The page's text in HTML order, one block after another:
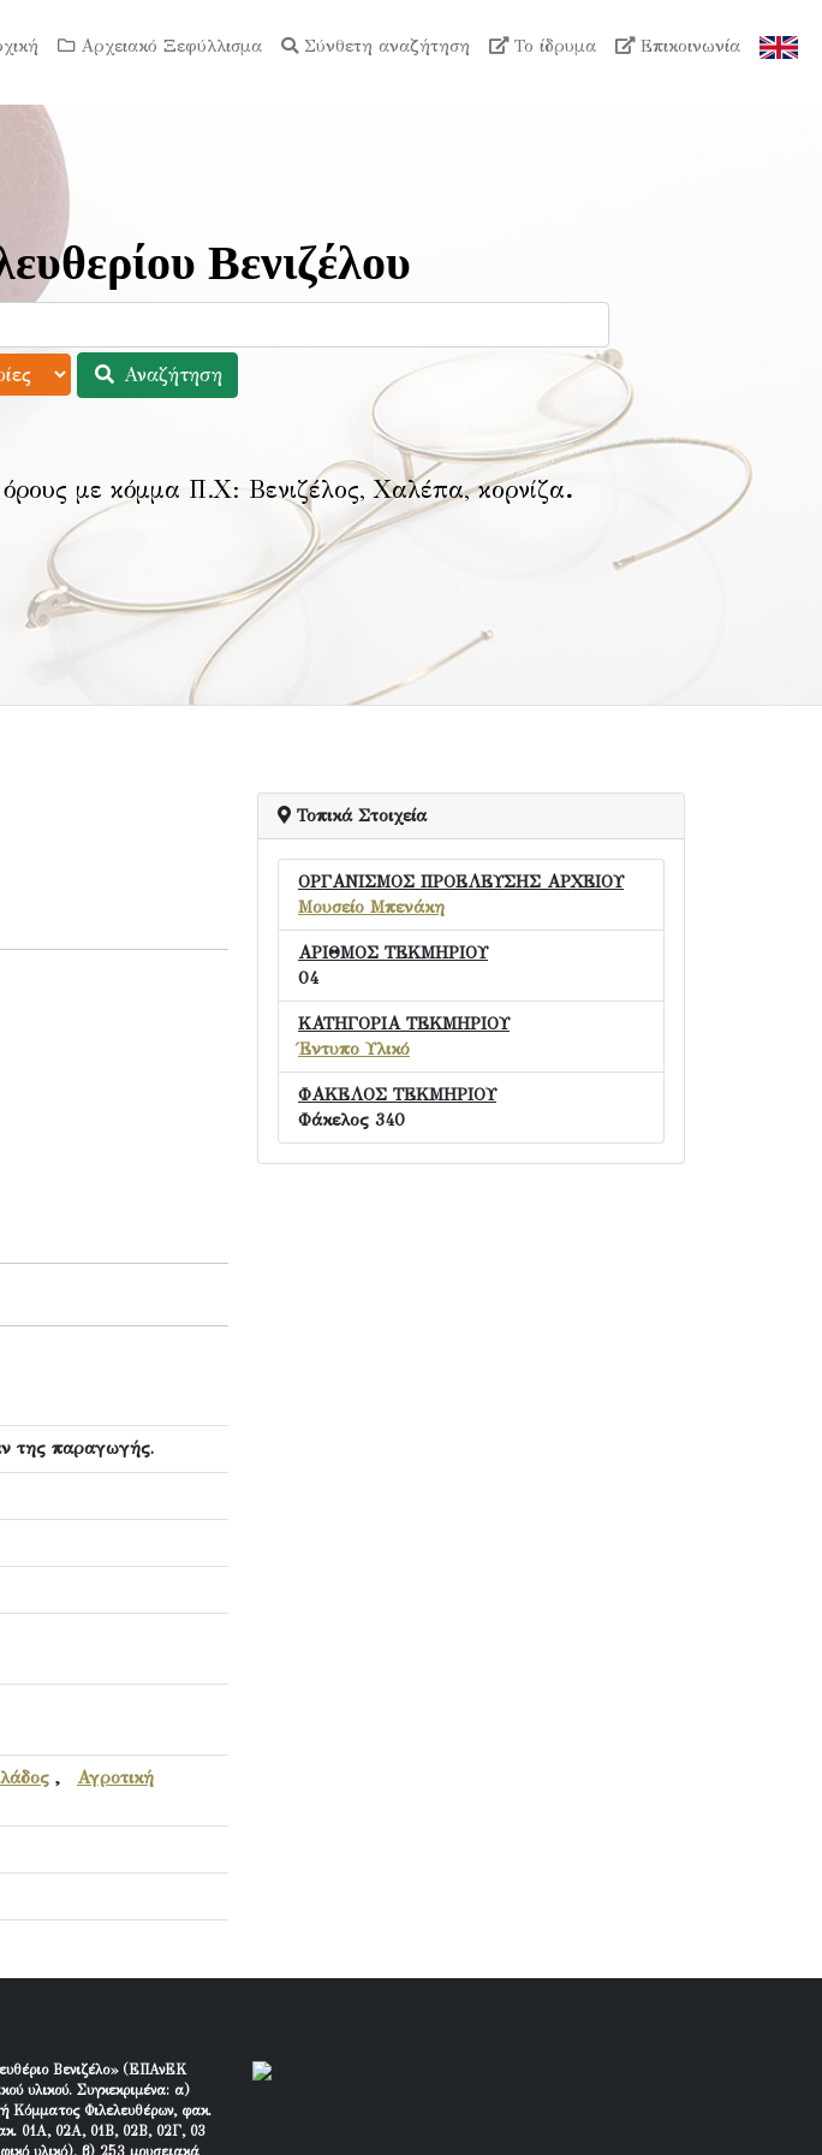
Αρχειακό Ξεφύλλισμα Σύνθετη αναζήτηση Το ίδρυμα Επικοινωνία
Βενιζέλου
Αναζήτηση
όρους με κόμμα Π.Χ: Βενιζέλος, Χαλέπα, κορνίζα.
της παραγωγής.
, Αγροτική
Τοπικά Στοιχεία
ΟΡΓΑΝΙΣΜΟΣ ΠΡΟΕΛΕΥΣΗΣ ΑΡΧΕΙΟΥ
Μουσείο Μπενάκη
ΑΡΙΘΜΟΣ ΤΕΚΜΗΡΙΟΥ
04
ΚΑΤΗΓΟΡΙΑ ΤΕΚΜΗΡΙΟΥ
Έντυπο Υλικό
ΦΑΚΕΛΟΣ ΤΕΚΜΗΡΙΟΥ
Φάκελος 340
Βενιζέλο» (ΕΠΑνΕΚ
υλικού. Συγκεκριμένα: α)
Κόμματος Φιλελευθέρων, φακ.
01Α, 02Α, 01Β, 02Β, 02Γ, 03
υλικό), β) 253 μουσειακά